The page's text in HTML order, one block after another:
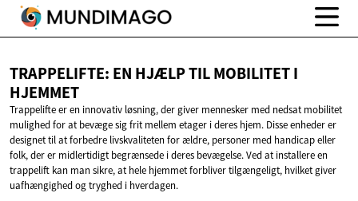
TRAPPELIFTE: EN HJÆLP TIL MOBILITETI
HJEMMET
Trappelifte er en innovativ løsning, der giver mennesker med nedsat mobilitet
mulighed for at bevæge sig frit mellem etager i deres hjem. Disse enheder er
designet til at forbedre livskvaliteten for ældre, personer med handicap eller
folk, der er midlertidigt begrænsede i deres bevægelse. Ved at installere en
trappelift kan man sikre, at hele hjemmet forbliver tilgængeligt, hvilket giver
uafhængighed og tryghed i hverdagen.